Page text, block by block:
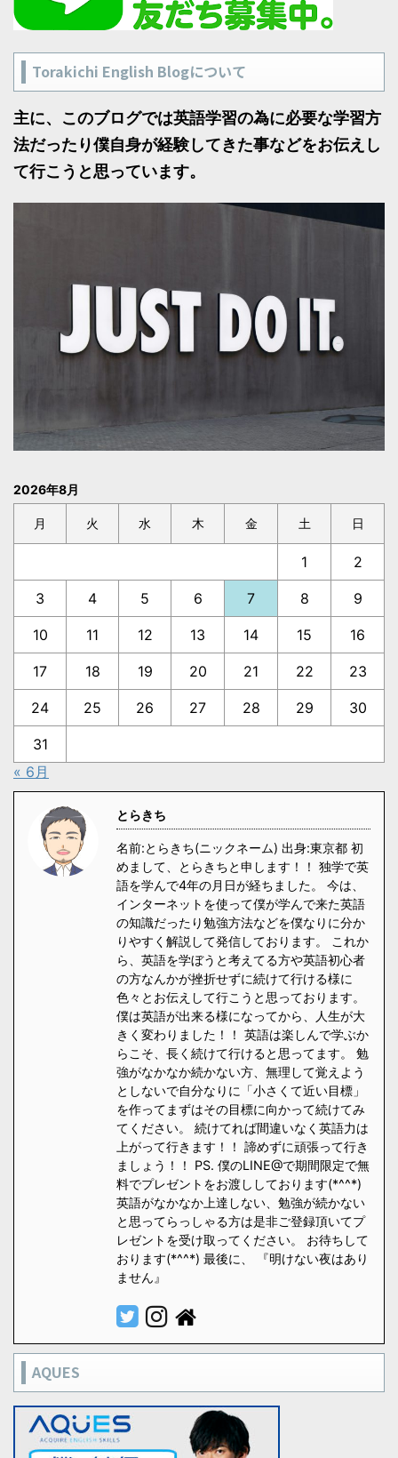
Torakichi English Blogについて
主に、このブログでは英語学習の為に必要な学習方
法だったり僕自身が経験してきた事などをお伝えし
て行こうと思っています。
2026年8月
月 火 水 木 金 土 日
1 2
3 4 5 6 7 8 9
10 11 12 13 14 15 16
17 18 19 20 21 22 23
24 25 26 27 28 29 30
31
« 6月
とらきち
名前:とらきち(ニックネーム) 出身:東京都 初
めまして、とらきちと申します！！ 独学で英
語を学んで4年の月日が経ちました。 今は、
インターネットを使って僕が学んで来た英語
の知識だったり勉強方法などを僕なりに分か
りやすく解説して発信しております。 これか
ら、英語を学ぼうと考えてる方や英語初心者
の方なんかが挫折せずに続けて行ける様に
色々とお伝えして行こうと思っております。
僕は英語が出来る様になってから、人生が大
きく変わりました！！ 英語は楽しんで学ぶか
らこそ、長く続けて行けると思ってます。 勉
強がなかなか続かない方、無理して覚えよう
としないで自分なりに「小さくて近い目標」
を作ってまずはその目標に向かって続けてみ
てください。 続けてれば間違いなく英語力は
上がって行きます！！ 諦めずに頑張って行き
ましょう！！ PS. 僕のLINE@で期間限定で無
料でプレゼントをお渡ししております(*^^*)
英語がなかなか上達しない、勉強が続かない
と思ってらっしゃる方は是非ご登録頂いてプ
レゼントを受け取ってください。 お待ちして
おります(*^^*) 最後に、 『明けない夜はあり
ません』
AQUES